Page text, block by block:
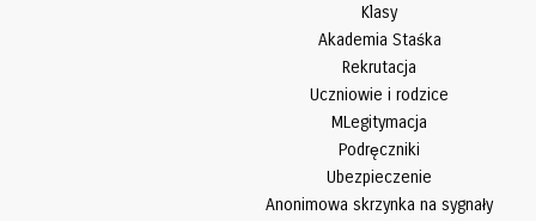
Klasy
Akademia Staśka
Rekrutacja
Uczniowie i rodzice
MLegitymacja
Podręczniki
Ubezpieczenie
Anonimowa skrzynka na sygnały